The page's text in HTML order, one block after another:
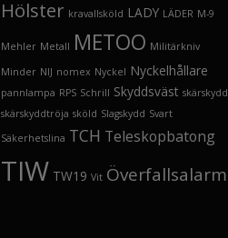
Hölster kravallsköld LADY LÄDER M-9
Mehler Metall METOO Militärkniv
Minder NIJ nomex Nyckel Nyckelhållare
pannlampa RPS Schrill Skyddsväst skärskydd
skärskyddtröja sköld Slagskydd Svart
Säkerhetslina TCH Teleskopbatong
TIW TW19 Vit Överfallsalarm